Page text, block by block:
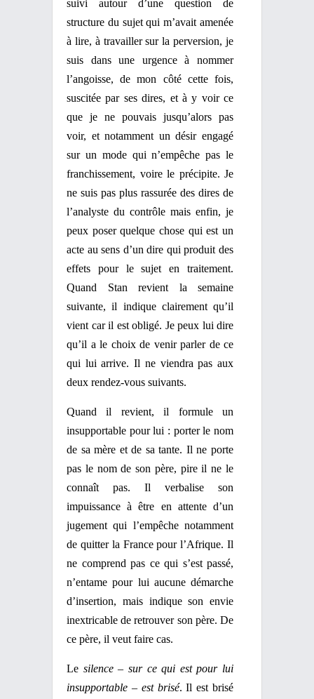
suivi autour d’une question de
structure du sujet qui m’avait amenée
à lire, à travailler sur la perversion, je
suis dans une urgence à nommer
l’angoisse, de mon côté cette fois,
suscitée par ses dires, et à y voir ce
que je ne pouvais jusqu’alors pas
voir, et notamment un désir engagé
sur un mode qui n’empêche pas le
franchissement, voire le précipite. Je
ne suis pas plus rassurée des dires de
l’analyste du contrôle mais enfin, je
peux poser quelque chose qui est un
acte au sens d’un dire qui produit des
effets pour le sujet en traitement.
Quand Stan revient la semaine
suivante, il indique clairement qu’il
vient car il est obligé. Je peux lui dire
qu’il a le choix de venir parler de ce
qui lui arrive. Il ne viendra pas aux
deux rendez-vous suivants.
Quand il revient, il formule un
insupportable pour lui : porter le nom
de sa mère et de sa tante. Il ne porte
pas le nom de son père, pire il ne le
connaît pas. Il verbalise son
impuissance à être en attente d’un
jugement qui l’empêche notamment
de quitter la France pour l’Afrique. Il
ne comprend pas ce qui s’est passé,
n’entame pour lui aucune démarche
d’insertion, mais indique son envie
inextricable de retrouver son père. De
ce père, il veut faire cas.
Le silence – sur ce qui est pour lui
insupportable – est brisé. Il est brisé